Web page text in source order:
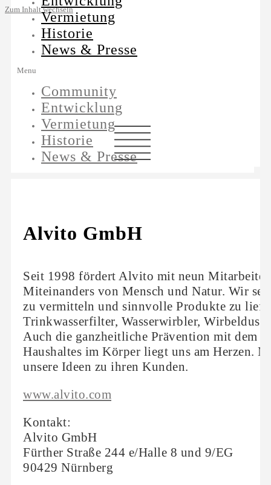
Zum Inhalt wechselnVermietung
Historie
News & Presse
Menu
Community
Entwicklung
Vermietung
Historie
News & Presse
Alvito GmbH
Seit 1998 fördert Alvito mit neun
Miteinanders von Mensch und Natur. Wir
zu vermitteln und sinnvolle Produkte zu
Trinkwasserfilter, Wasserwirbler,
Auch die ganzheitliche Prävention mit dem
Haushaltes im Körper liegt uns am Herzen.
unsere Ideen zu ihren Kunden.
www.alvito.com
Kontakt:
Alvito GmbH
Fürther Straße 244 e/Halle 8 und 9/EG
90429 Nürnberg